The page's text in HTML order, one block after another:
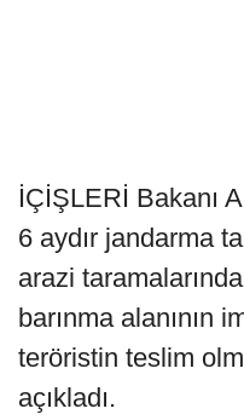
İÇİŞLERİ Bakanı
6 aydır jandarma
arazi
barınma alanının
teröristin teslim
açıkladı.